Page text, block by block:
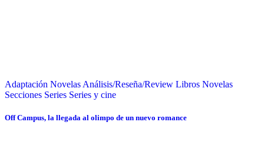
Adaptación Novelas Análisis/Reseña/Review Libros Novelas
Secciones Series Series y cine
Off Campus, la llegada al olimpo de un nuevo romance